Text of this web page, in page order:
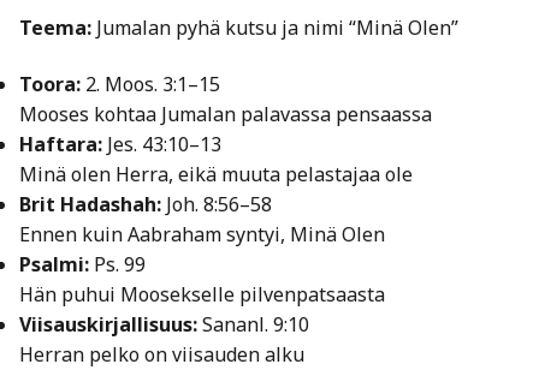
Teema: Jumalan pyhä kutsu ja nimi “Minä Olen”
Toora: 2. Moos. 3:1–15
Mooses kohtaa Jumalan palavassa pensaassa
Haftara: Jes. 43:10–13
Minä olen Herra, eikä muuta pelastajaa ole
Brit Hadashah: Joh. 8:56–58
Ennen kuin Aabraham syntyi, Minä Olen
Psalmi: Ps. 99
Hän puhui Moosekselle pilvenpatsaasta
Viisauskirjallisuus:Sananl. 9:10
Herran pelko on viisauden alku